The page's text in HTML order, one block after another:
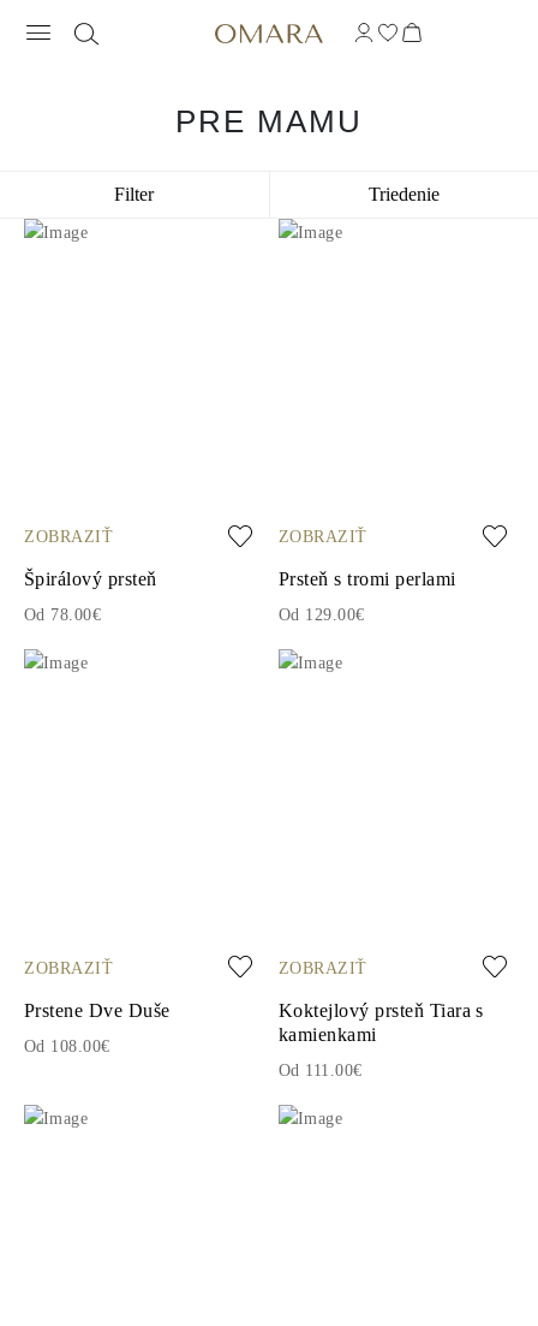
PRE MAMU
Filter Triedenie
ZOBRAZIŤ
Špirálový prsteň
Od 78.00€
ZOBRAZIŤ
Prsteň s tromi perlami
Od 129.00€
ZOBRAZIŤ
Prstene Dve Duše
Od 108.00€
ZOBRAZIŤ
Koktejlový prsteň Tiara s
kamienkami
Od 111.00€